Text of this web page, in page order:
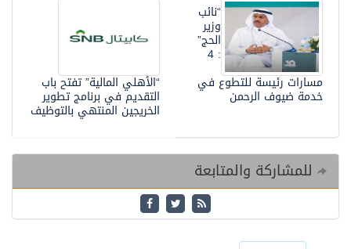
“الأهلي المالية” تفتح باب
التقديم في برنامج تطوير
الخريجين المنتهي بالتوظيف
“نائب
وزير
الحج”
: 4
مسارات رئيسة للتطوع في
خدمة ضيوف الرحمن
للمشاركة والمتابعة